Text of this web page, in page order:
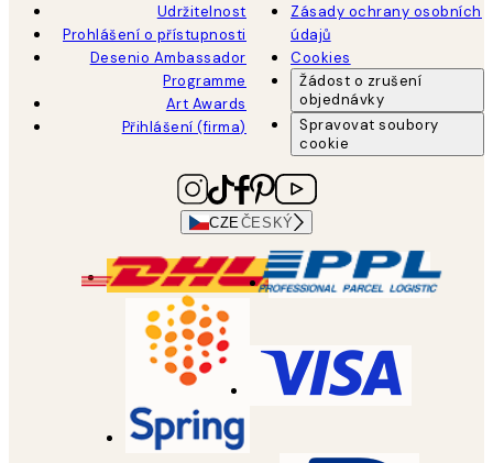
Udržitelnost
Prohlášení o přístupnosti
Desenio Ambassador
Programme
Art Awards
Přihlášení (firma)
Zásady ochrany osobních
údajů
Cookies
Žádost o zrušení
objednávky
Spravovat soubory
cookie
CZE ČESKÝ